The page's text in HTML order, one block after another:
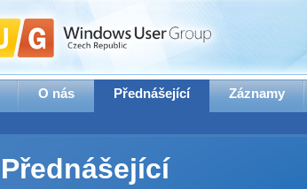
O nás Přednášející Záznamy
Přednášející